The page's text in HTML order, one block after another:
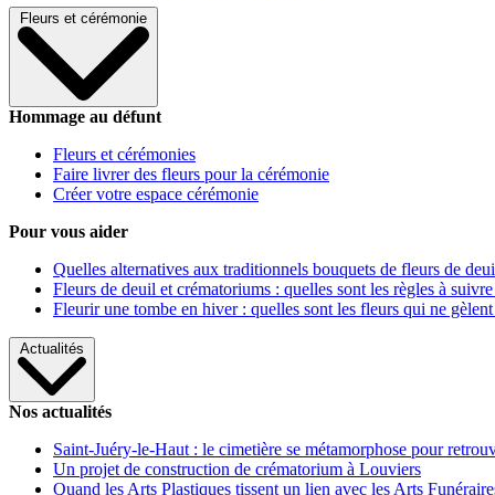
Fleurs et cérémonie
Hommage au défunt
Fleurs et cérémonies
Faire livrer des fleurs pour la cérémonie
Créer votre espace cérémonie
Pour vous aider
Quelles alternatives aux traditionnels bouquets de fleurs de
Fleurs de deuil et crématoriums : quelles sont les règles à
Fleurir une tombe en hiver : quelles sont les fleurs qui ne gèlent
Actualités
Nos actualités
Saint-Juéry-le-Haut : le cimetière se métamorphose pour
Un projet de construction de crématorium à Louviers
Quand les Arts Plastiques tissent un lien avec les Arts